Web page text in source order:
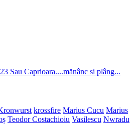
Sau Caprioara....mănânc si plâng...
krossfire Marius Cucu Marius
Teodor Costachioiu Vasilescu Nwradu